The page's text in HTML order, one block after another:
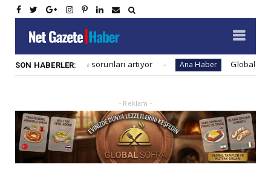
SON HABERLER:
firmaları sorunları artıyor Ana Haber Global salgınlara
- Reklam -